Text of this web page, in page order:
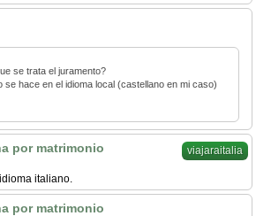
se trata el juramento?
se hace en el idioma local (castellano en mi caso)
viajaraitalia
por matrimonio
italiano.
por matrimonio